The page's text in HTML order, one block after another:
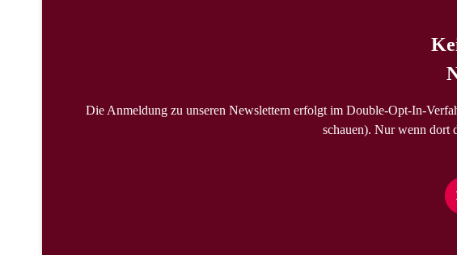
Die Anmeldung zu unseren Newslettern erfolgt im Double-Opt-In-
schauen). Nur wenn dort